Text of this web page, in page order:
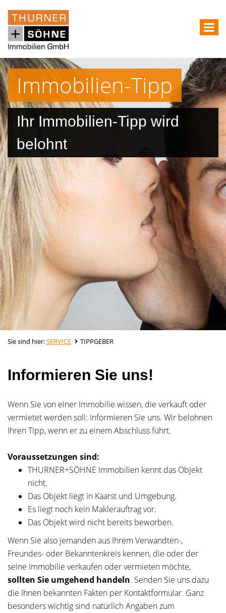
Immobilien-Tipp
Ihr Immobilien-Tipp wird
belohnt
Sie sind hier:SERVICE TIPPGEBER
Informieren Sie uns!
Wenn Sie von einer Immobilie wissen, die verkauft oder
vermietet werden soll: Informieren Sie uns. Wir belohnen
Ihren Tipp, wenn er zu einem Abschluss führt.
Voraussetzungen sind:
THURNER+SÖHNE Immobilien kennt das Objekt
nicht.
Das Objekt liegt in Kaarst und Umgebung.
Es liegt noch kein Maklerauftrag vor.
Das Objekt wird nicht bereits beworben.
Wenn Sie also jemanden aus Ihrem Verwandten-,
Freundes- oder Bekanntenkreis kennen, die oder der
seine Immobilie verkaufen oder vermieten möchte,
sollten Sie umgehend handeln. Senden Sie uns dazu
die Ihnen bekannten Fakten per Kontaktformular. Ganz
besonders wichtig sind natürlich Angaben zum